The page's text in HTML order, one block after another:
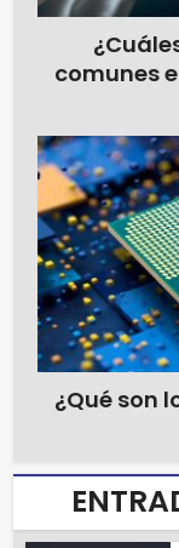
comunes
¿Qué son